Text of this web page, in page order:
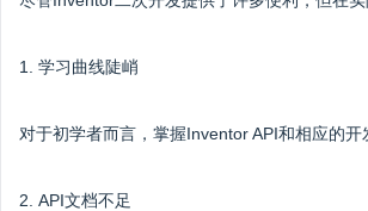
1. 学习曲线陡峭
对于初学者而言，掌握Inventor API和相应的
2. API文档不足